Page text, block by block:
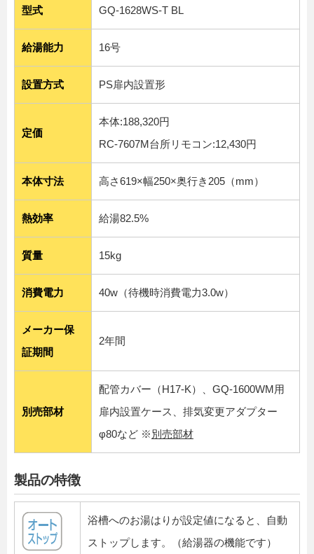
型式 GQ-1628WS-T BL
給湯能力 16号
設置方式 PS扉内設置形
定価
本体:188,320円
RC-7607M台所リモコン:12,430円
本体寸法 高さ619×幅250×奥行き205（mm）
熱効率 給湯82.5%
質量 15kg
消費電力 40w（待機時消費電力3.0w）
メーカー保
証期間
2年間
別売部材
配管カバー（H17-K）、GQ-1600WM用
扉内設置ケース、排気変更アダプター
φ80など ※別売部材
製品の特徴
浴槽へのお湯はりが設定値になると、自動
ストップします。（給湯器の機能です）